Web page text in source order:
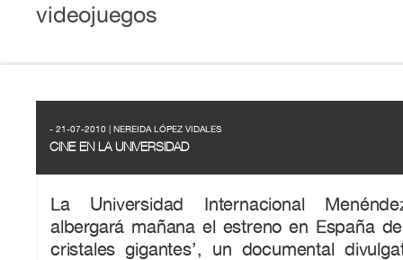
videojuegos
- 21-07-2010 | NEREIDA LÓPEZ VIDALES
CINE EN LA UNIVERSIDAD
La Universidad Internacional
albergará mañana el estreno en España
cristales gigantes’, un documental